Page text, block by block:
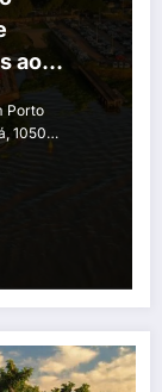
ao
Porto
1050…